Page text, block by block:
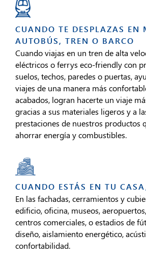
CUANDO TE DESPLAZAS EN
AUTOBÚS, TREN O BARCO
Cuando viajas en un tren de alta
eléctricos o ferrys eco-friendly con
suelos, techos, paredes o puertas,
viajes de una manera más
acabados, logran hacerte un viaje
gracias a sus materiales ligeros y a
prestaciones de nuestros productos
ahorrar energía y combustibles.
CUANDO ESTÁS EN TU
En las fachadas, cerramientos y
edificio, oficina, museos,
centros comerciales, o estadios de
diseño, aislamiento energético,
confortabilidad.